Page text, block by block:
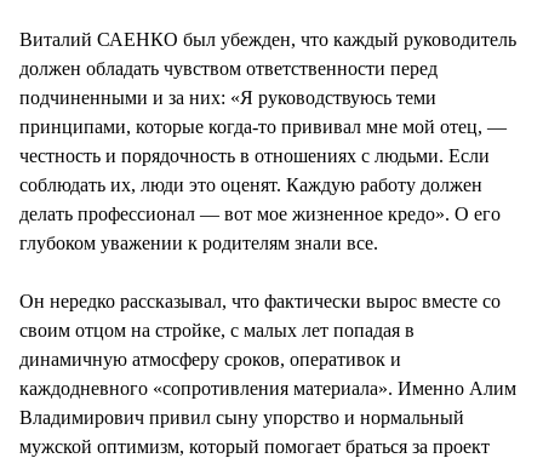
Виталий САЕНКО был убежден, что каждый руководитель
должен обладать чувством ответственности перед
подчиненными и за них: «Я руководствуюсь теми
принципами, которые когда-то прививал мне мой отец, —
честность и порядочность в отношениях с людьми. Если
соблюдать их, люди это оценят. Каждую работу должен
делать профессионал — вот мое жизненное кредо». О его
глубоком уважении к родителям знали все.
Он нередко рассказывал, что фактически вырос вместе со
своим отцом на стройке, с малых лет попадая в
динамичную атмосферу сроков, оперативок и
каждодневного «сопротивления материала». Именно Алим
Владимирович привил сыну упорство и нормальный
мужской оптимизм, который помогает браться за проект